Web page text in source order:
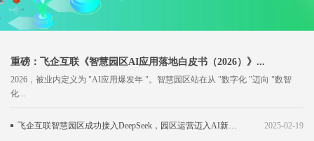
重磅：飞企互联《智慧园区AI应用落地白皮书（2026）》...
2026，被业内定义为 "AI应用爆发年 "。智慧园区站在从 "数字化 "迈向 "数智
化...
飞企互联智慧园区成功接入DeepSeek，园区运营迈入AI新阶段 2025-02-19